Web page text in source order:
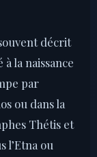
décrit
la naissance
par
ou dans la
Thétis et
l’Etna ou